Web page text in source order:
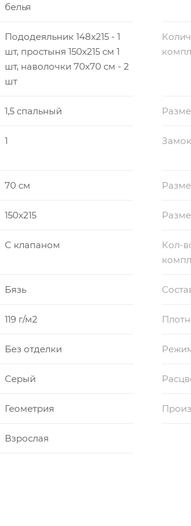
белья
Пододеяльник 148x215 - 1
шт, простыня 150x215 см 1
шт, наволочки 70x70 см - 2
шт
1,5 спальный
1
70 см
150x215
С клапаном
Кол-
Бязь
119 г/м2
Без отделки
Серый
Геометрия
Взрослая